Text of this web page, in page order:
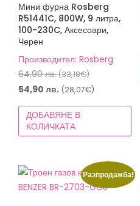
Мини фурна Rosberg
R51441C, 800W, 9 литра,
100-230C, Аксесоари,
Черен
Производител: Rosberg
64,90лв.(33,18€)Original
price
was:
54,90 лв. (28,07€)
цена
54,90 лв.
ДОБАВЯНЕ В
КОЛИЧКАТА
Разпродажба!